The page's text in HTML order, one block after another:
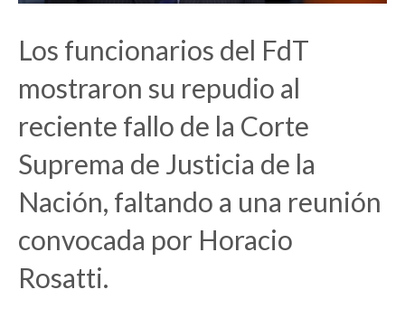
Los funcionarios del FdT
mostraron su repudio al
reciente fallo de la Corte
Suprema de Justicia de la
Nación, faltando a una reunión
convocada por Horacio
Rosatti.